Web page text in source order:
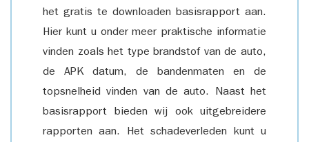
het gratis te downloaden basisrapport aan.
Hier kunt u onder meer praktische informatie
vinden zoals het type brandstof van de auto,
de APK datum, de bandenmaten en de
topsnelheid vinden van de auto. Naast het
basisrapport bieden wij ook uitgebreidere
rapporten aan. Het schadeverleden kunt u